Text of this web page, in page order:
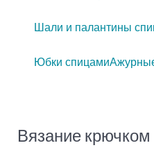
Шали и палантины
Юбки спицами
Вязание крючком